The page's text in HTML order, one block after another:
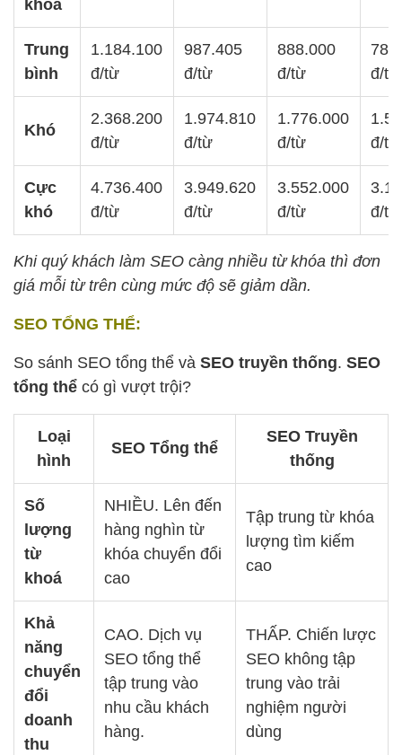
khóa
Trung
bình
1.184.100
đ/từ
987.405
đ/từ
888.000
đ/từ
đ/từ
Khó
2.368.200
đ/từ
1.974.810
đ/từ
1.776.000
đ/từ
đ/từ
Cực
khó
4.736.400
đ/từ
3.949.620
đ/từ
3.552.000
đ/từ
đ/từ
Khi quý khách làm SEO càng nhiều từ khóa thì đơn
giá mỗi từ trên cùng mức độ sẽ giảm dần.
SEO TỔNG THỂ:
So sánh SEO tổng thể và SEO truyền thống. SEO
tổng thể có gì vượt trội?
Loại
hình
SEO Tổng thể
SEO Truyền
thống
Số
lượng
từ
khoá
NHIỀU. Lên đến
hàng nghìn từ
khóa chuyển đổi
cao
Tập trung từ khóa
lượng tìm kiếm
cao
Khả
năng
chuyển
đổi
doanh
thu
CAO. Dịch vụ
SEO tổng thể
tập trung vào
nhu cầu khách
hàng.
THẤP. Chiến lược
SEO không tập
trung vào trải
nghiệm người
dùng